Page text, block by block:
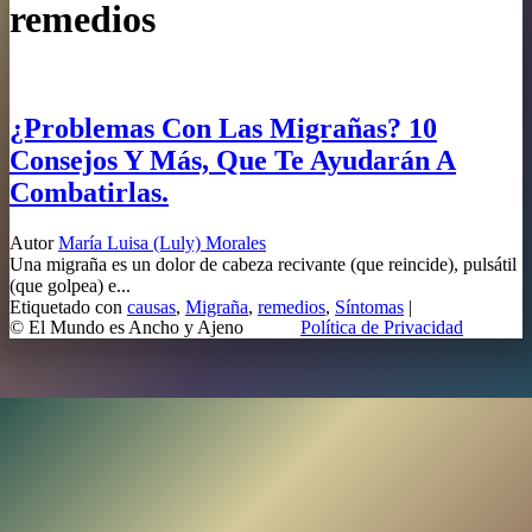
remedios
¿Problemas Con Las Migrañas? 10
Consejos Y Más, Que Te Ayudarán A
Combatirlas.
AutorMaría Luisa (Luly) Morales
Una migraña es un dolor de cabeza recivante (que reincide), pulsátil
(que golpea) e...
Etiquetado con causas, Migraña, remedios, Síntomas |
© El Mundo es Ancho y Ajeno Política de Privacidad